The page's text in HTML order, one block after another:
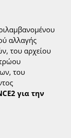
αλλαγής
του αρχείου
του
για την